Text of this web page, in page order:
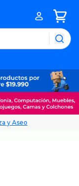
y Aseo